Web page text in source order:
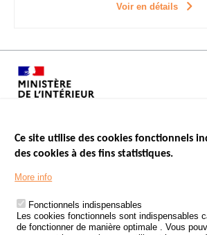
Voir en détails
Menu
Footer
LES SITES PUBLICS
ÉTAT DE L’INSÉCURITÉ ROUTIÈRE
TRAITEMENT DES DONNÉES
LA ROUTE
Ce site utilise des cookies fonctionnels
des cookies à des fins statistiques.
More info
Fonctionnels indispensables
Les cookies fonctionnels sont indispensables
de fonctionner de manière optimale . Vous